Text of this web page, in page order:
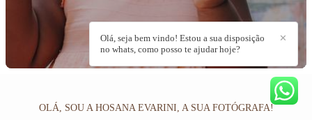
OLÁ, SOU A HOSANA EVARINI, A SUA FOTÓGRAFA!
✕
Olá, seja bem vindo! Estou a sua disposição
no whats, como posso te ajudar hoje?